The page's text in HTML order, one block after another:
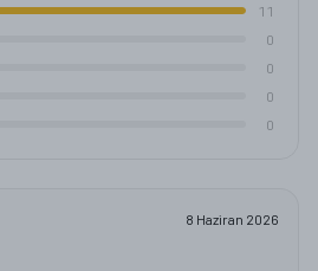
11
0
0
0
0
8 Haziran 2026